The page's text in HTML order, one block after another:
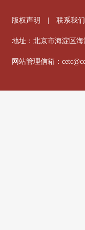
版权声明 联系我们
地址：北京市海淀区
网站管理信箱：